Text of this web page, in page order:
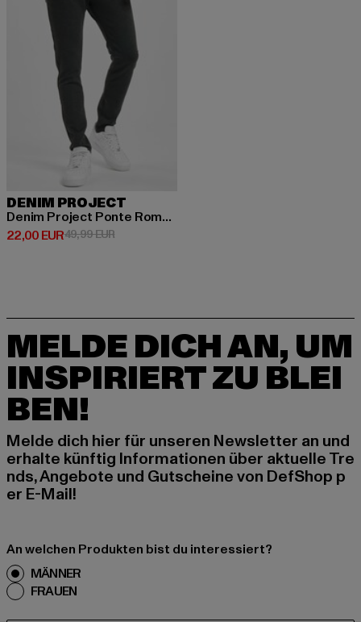
DENIM PROJECT
Denim Project Ponte Roma Plain Chino
22,00 EUR
Derzeitiger Preis: 22,00 EUR
49,99 EURAktionspreis: 49,99 EUR
MELDE DICH AN, UM
INSPIRIERT ZU BLEI
BEN!
Melde dich hier für unseren Newsletter an und
erhalte künftig Informationen über aktuelle Tre
nds, Angebote und Gutscheine von DefShop p
er E-Mail!
An welchen Produkten bist du interessiert?
MÄNNER
FRAUEN